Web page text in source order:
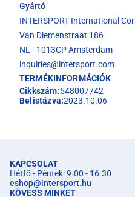
Gyártó
INTERSPORT International
Van Diemenstraat 186
NL - 1013CP Amsterdam
inquiries@intersport.com
TERMÉKINFORMÁCIÓK
Cikkszám:548007742
Belistázva:2023.10.06
KAPCSOLAT
Hétfő - Péntek: 9.00 - 16.30
eshop@intersport.hu
KÖVESS MINKET